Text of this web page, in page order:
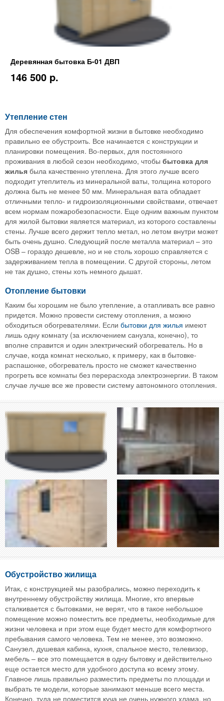
Деревянная бытовка Б-01 ДВП
146 500 p.
Утепление стен
Для обеспечения комфортной жизни в бытовке необходимо
правильно ее обустроить. Все начинается с конструкции и
планировки помещения. Во-первых, для постоянного
проживания в любой сезон необходимо, чтобы бытовка для
жилья была качественно утеплена. Для этого лучше всего
подходит утеплитель из минеральной ваты, толщина которого
должна быть не менее 50 мм. Минеральная вата обладает
отличными тепло- и гидроизоляционными свойствами, отвечает
всем нормам пожаробезопасности. Еще одним важным пунктом
для жилой бытовки является материал, из которого составлены
стены. Лучше всего держит тепло метал, но летом внутри может
быть очень душно. Следующий после металла материал – это
OSB – гораздо дешевле, но и не столь хорошо справляется с
задерживанием тепла в помещении. С другой стороны, летом
не так душно, стены хоть немного дышат.
Отопление бытовки
Каким бы хорошим не было утепление, а отапливать все равно
придется. Можно провести систему отопления, а можно
обходиться обогревателями. Если бытовки для жилья имеют
лишь одну комнату (за исключением санузла, конечно), то
вполне справится и один электрический обогреватель. Но в
случае, когда комнат несколько, к примеру, как в бытовке-
распашонке, обогреватель просто не сможет качественно
прогреть все комнаты без перерасхода электроэнергии. В таком
случае лучше все же провести систему автономного отопления.
Обустройство жилища
Итак, с конструкцией мы разобрались, можно переходить к
внутреннему обустройству жилища. Многие, кто впервые
сталкивается с бытовками, не верят, что в такое небольшое
помещение можно поместить все предметы, необходимые для
жизни человека и при этом еще будет место для комфортного
пребывания самого человека. Тем не менее, это возможно.
Санузел, душевая кабина, кухня, спальное место, телевизор,
мебель – все это помещается в одну бытовку и действительно
еще остается место для удобного доступа ко всему этому.
Главное лишь правильно разместить предметы по площади и
выбрать те модели, которые занимают меньше всего места.
Конечно, туда не поместится куча не очень нужного хлама, но